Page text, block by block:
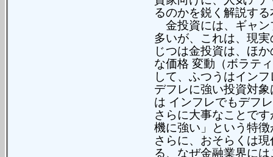
るのかを鋭く解説す
金投資には、ギャン
多いが、これは、現
じつは金投資は、ほ
な価格 変動（ボラテ
して、ふつうはイン
デフレに強い投資対
は インフレでもデフ
さらに大事なことで
機に強い」という特
さらに、おそらくは
る、なぜ金融業界に